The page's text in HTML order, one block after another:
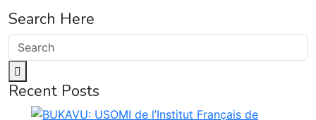
Search Here
Recent Posts